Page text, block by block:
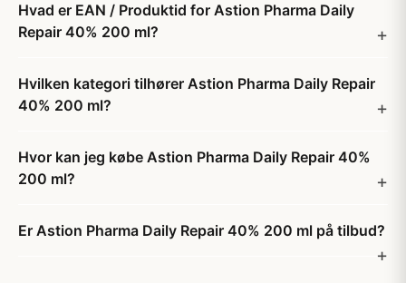
Hvad er EAN / Produktid for Astion Pharma Daily
Repair 40% 200 ml?
Hvilken kategori tilhører Astion Pharma Daily Repair
40% 200 ml?
Hvor kan jeg købe Astion Pharma Daily Repair 40%
200 ml?
Er Astion Pharma Daily Repair 40% 200 ml på tilbud?